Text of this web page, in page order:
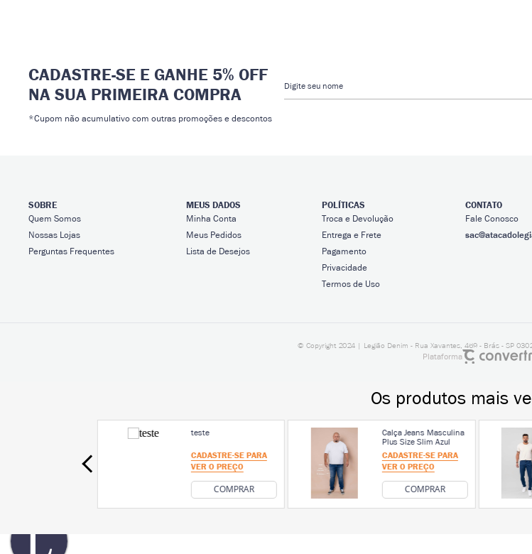
CADASTRE-SE E GANHE 5% OFF
NA SUA PRIMEIRA COMPRA
*Cupom não acumulativo com outras promoções e descontos
Digite seu nome
SOBRE
Quem Somos
Nossas Lojas
Perguntas Frequentes
MEUS DADOS
Minha Conta
Meus Pedidos
Lista de Desejos
POLÍTICAS
Troca e Devolução
Entrega e Frete
Pagamento
Privacidade
Termos de Uso
CONTATO
Fale Conosco
© Copyright 2024 | Legião Denim - Rua Xavantes, 469 - Brás - SP
Plataforma